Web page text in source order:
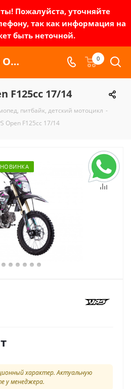
Пожалуйста, уточняйте
так как информация на
быть неточной.
Питбайк YPS Open F125cc 17/14 | Зел-мото 0
F125cc 17/14
питбайк, детский мотоцикл -
Open F125cc 17/14
НОВИНКА
характер. Актуальную
у менеджера.